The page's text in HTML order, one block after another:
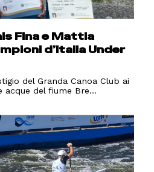
Fina e Mattia
d’Italia Under
del Granda Canoa Club ai
acque del fiume Bre...